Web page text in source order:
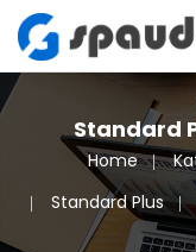
Standard
Home
Standard Plus